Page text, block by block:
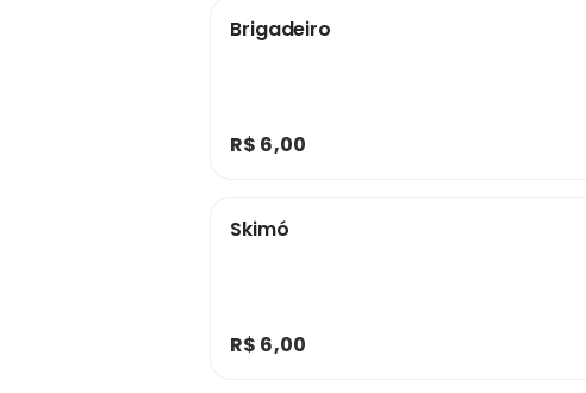
Brigadeiro
R$ 6,00
Skimó
R$ 6,00